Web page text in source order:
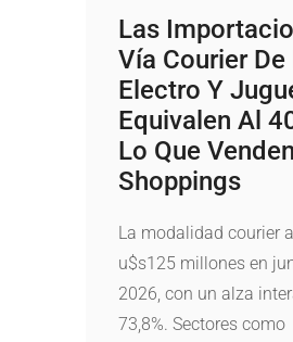
Las
Vía Courier De
Electro Y
Equivalen Al
Lo Que
Shoppings
La modalidad courier
u$s125 millones en
2026, con un alza
73,8%. Sectores como